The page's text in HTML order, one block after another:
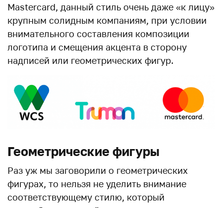
Mastercard, данный стиль очень даже «к лицу»
крупным солидным компаниям, при условии
внимательного составления композиции
логотипа и смещения акцента в сторону
надписей или геометрических фигур.
Геометрические фигуры
Раз уж мы заговорили о геометрических
фигурах, то нельзя не уделить внимание
соответствующему стилю, который